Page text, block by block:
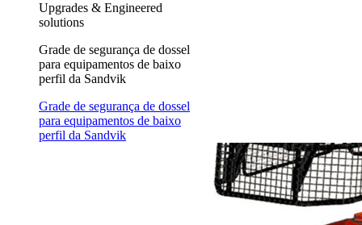
Upgrades & Engineered
solutions
Grade de segurança de dossel
para equipamentos de baixo
perfil da Sandvik
Grade de segurança de dossel
para equipamentos de baixo
perfil da Sandvik